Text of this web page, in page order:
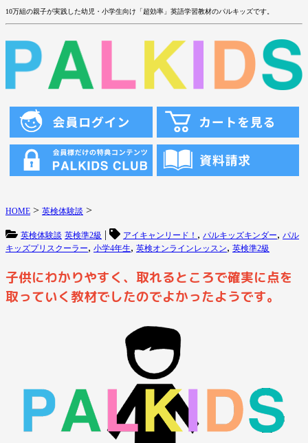
10万組の親子が実践した幼児・小学生向け「超効率」英語学習教材のパルキッズです。
HOME > 英検体験談 >
英検体験談 英検準2級 | アイキャンリード！ , パルキッズキンダー, パル
キッズプリスクーラー, 小学4年生, 英検オンラインレッスン, 英検準2級
子供にわかりやすく、取れるところで確実に点を
取っていく教材でしたのでよかったようです。